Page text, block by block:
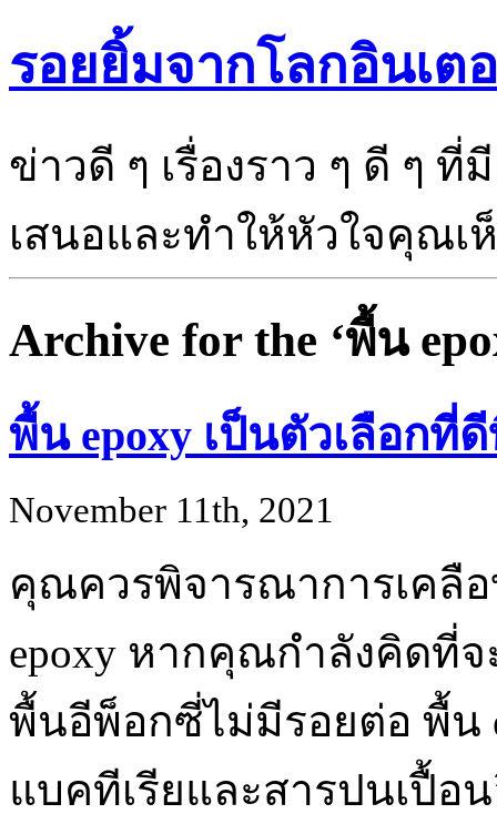
รอยยิ้มจากโลกอินเต
ข่าวดี ๆ เรื่องราว ๆ ดี ๆ
เสนอและทำให้หัวใจคุณเ
Archive for the ‘พื้น
พื้น epoxy เป็นตัวเลือกที่
November 11th, 2021
คุณควรพิจารณาการเคลื
epoxy หากคุณกำลังคิดที่
พื้นอีพ็อกซี่ไม่มีรอยต่อ พื้น
แบคทีเรียและสารปนเปื้อ